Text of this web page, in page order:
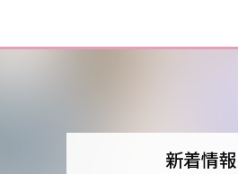
新着情報